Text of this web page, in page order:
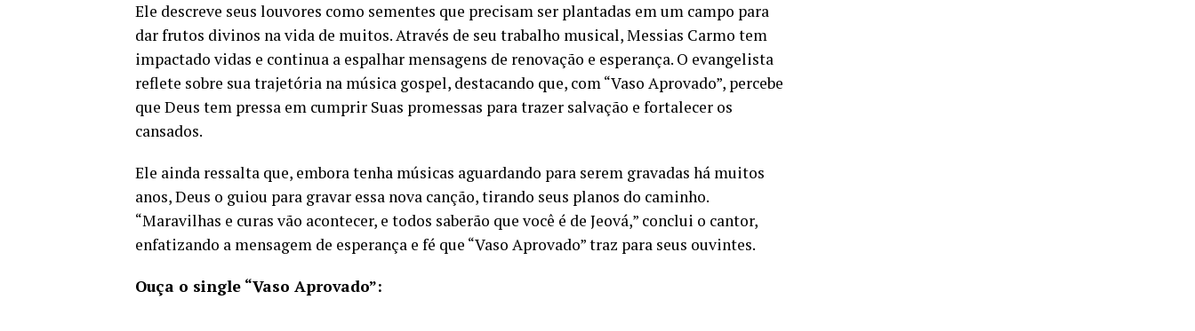
Ele descreve seus louvores como sementes que precisam ser plantadas em um campo para
dar frutos divinos na vida de muitos. Através de seu trabalho musical, Messias Carmo tem
impactado vidas e continua a espalhar mensagens de renovação e esperança. O evangelista
reflete sobre sua trajetória na música gospel, destacando que, com “Vaso Aprovado”, percebe
que Deus tem pressa em cumprir Suas promessas para trazer salvação e fortalecer os
cansados.
Ele ainda ressalta que, embora tenha músicas aguardando para serem gravadas há muitos
anos, Deus o guiou para gravar essa nova canção, tirando seus planos do caminho.
“Maravilhas e curas vão acontecer, e todos saberão que você é de Jeová,” conclui o cantor,
enfatizando a mensagem de esperança e fé que “Vaso Aprovado” traz para seus ouvintes.
Ouça o single “Vaso Aprovado”: